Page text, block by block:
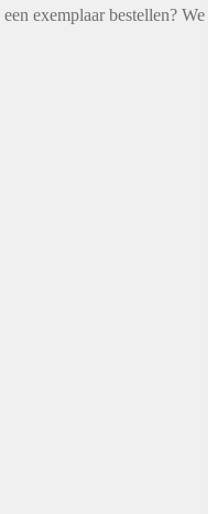
exemplaar bestellen? We